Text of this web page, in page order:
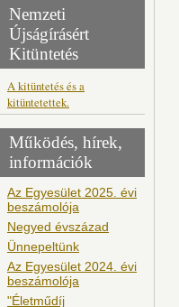
Nemzeti
Újságírásért
Kitüntetés
A kitüntetés és a
kitüntetettek.
Működés, hírek,
információk
Az Egyesület 2025. évi
beszámolója
Negyed évszázad
Ünnepeltünk
Az Egyesület 2024. évi
beszámolója
"Életműdíj